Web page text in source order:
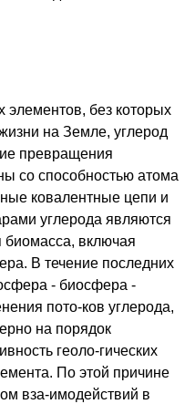
элементов, без которых
на Земле, углерод
превращения
со способностью атома
ковалентные цепи и
углерода являются
биомасса, включая
В течение последних
- биосфера -
пото-ков углерода,
на порядок
геоло-гических
По этой причине
вза-имодействий в